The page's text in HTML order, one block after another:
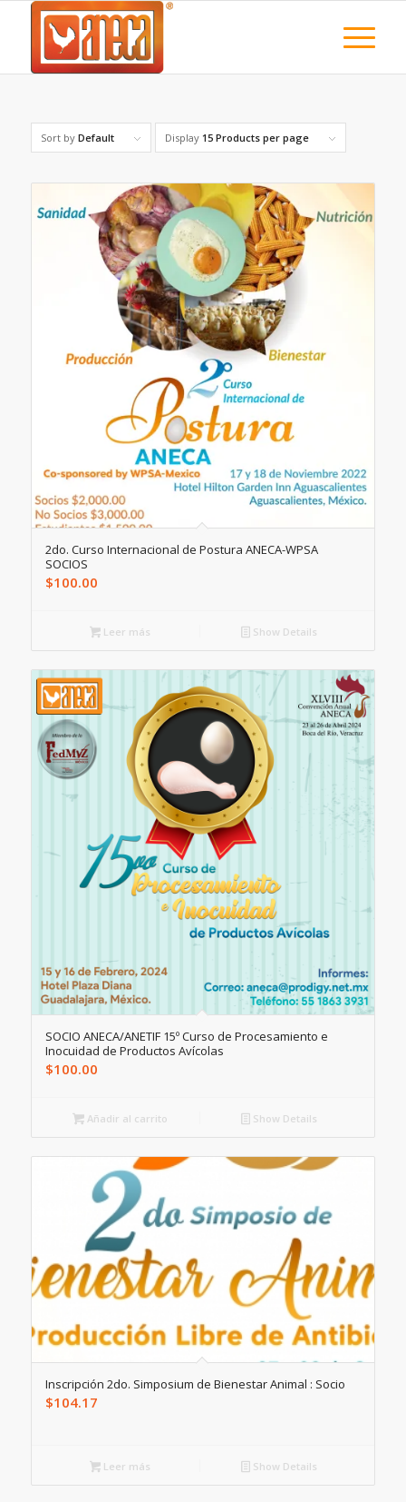
Sort by Default Display 15 Products per page
2do. Curso Internacional de Postura ANECA-WPSA
SOCIOS
$100.00
Leer más Show Details
SOCIO ANECA/ANETIF 15º Curso de Procesamiento e
Inocuidad de Productos Avícolas
$100.00
Añadir al carrito Show Details
Inscripción 2do. Simposium de Bienestar Animal : Socio
$104.17
Leer más Show Details